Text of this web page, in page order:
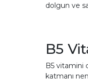
dolgun ve
B5
B5 vitamini
katmanı